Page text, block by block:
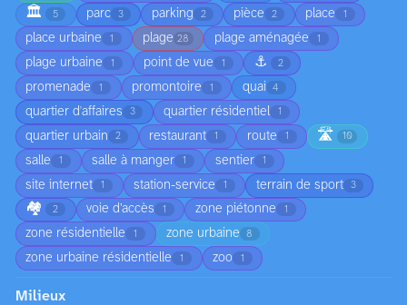
🏛️ 5 parc 3 parking 2 pièce 2 place 1
place urbaine 1 plage 28 plage aménagée 1
plage urbaine 1 point de vue 1 ⚓ 2
promenade 1 promontoire 1 quai 4
quartier d'affaires 3 quartier résidentiel 1
quartier urbain 2 restaurant 1 route 1 🛣️ 10
salle 1 salle à manger 1 sentier 1
site internet 1 station-service 1 terrain de sport 3
🏘️ 2 voie d’accès 1 zone piétonne 1
zone résidentielle 1 zone urbaine 8
zone urbaine résidentielle 1 zoo 1
Milieux